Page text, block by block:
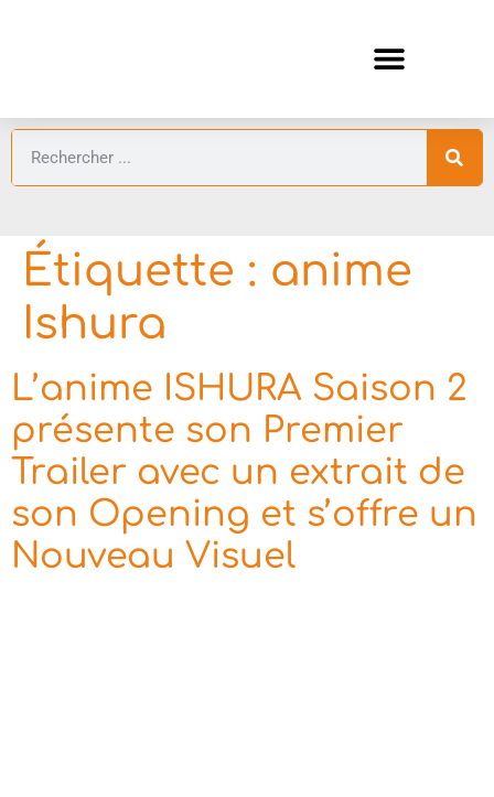
Étiquette : anime
Ishura
L’anime ISHURA Saison 2
présente son Premier
Trailer avec un extrait de
son Opening et s’offre un
Nouveau Visuel